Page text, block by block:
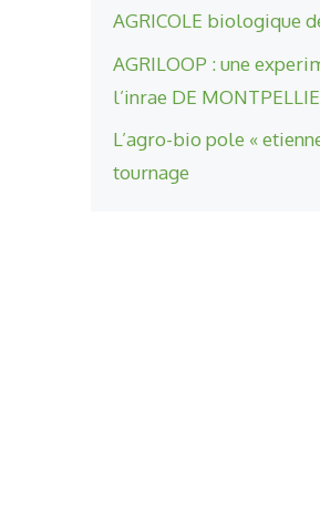
AGRICOLE biologique
AGRILOOP : une
l’inrae DE
L’agro-bio pole «
tournage